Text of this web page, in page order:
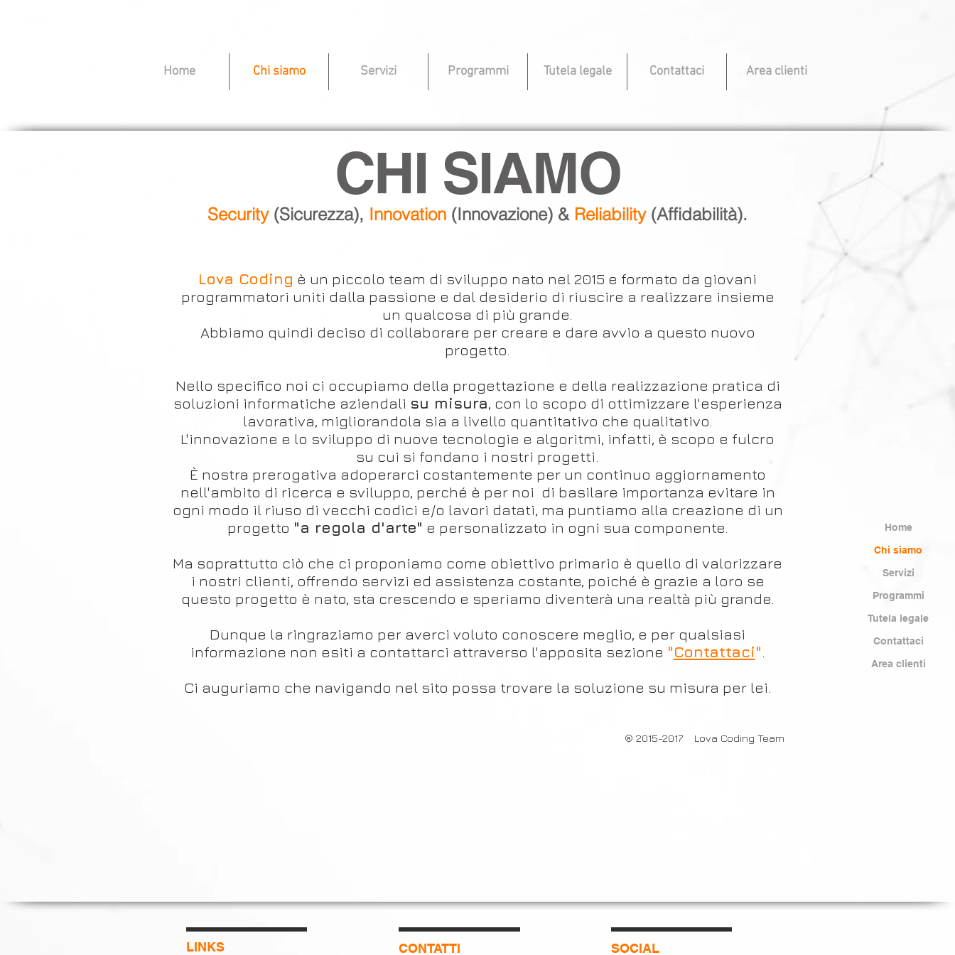
Home Chi siamo Servizi Programmi Tutela legale Contattaci Area clienti
Home
Chi siamo
Servizi
Programmi
Tutela legale
Contattaci
Area clienti
CHI SIAMO
Security (Sicurezza), Innovation (Innovazione) & Reliability (Affidabilità).
Lova Coding è un piccolo team di sviluppo nato nel 2015 e formato da giovani
programmatori uniti dalla passione e dal desiderio di riuscire a realizzare insieme
un qualcosa di più grande.
Abbiamo quindi deciso di collaborare per creare e dare avvio a questo nuovo
progetto.
Nello specifico noi ci occupiamo della progettazione e della realizzazione pratica di
soluzioni informatiche aziendali su misura, con lo scopo di ottimizzare l'esperienza
lavorativa, migliorandola sia a livello quantitativo che qualitativo.
L'innovazione e lo sviluppo di nuove tecnologie e algoritmi, infatti, è scopo e fulcro
su cui si fondano i nostri progetti.
È nostra prerogativa adoperarci costantemente per un continuo aggiornamento
nell'ambito di ricerca e sviluppo, perché è per noi di basilare importanza evitare in
ogni modo il riuso di vecchi codici e/o lavori datati, ma puntiamo alla creazione di un
progetto "a regola d'arte" e personalizzato in ogni sua componente.
Ma soprattutto ciò che ci proponiamo come obiettivo primario è quello di valorizzare
i nostri clienti, offrendo servizi ed assistenza costante, poiché è grazie a loro se
questo progetto è nato, sta crescendo e speriamo diventerà una realtà più grande.
Dunque la ringraziamo per averci voluto conoscere meglio, e per qualsiasi
informazione non esiti a contattarci attraverso l'apposita sezione "Contattaci".
Ci auguriamo che navigando nel sito possa trovare la soluzione su misura per lei.
® 2015-2017 Lova Coding Team
LINKS CONTATTI SOCIAL